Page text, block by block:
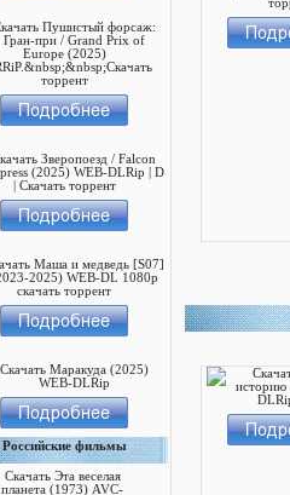
Российские фильмы